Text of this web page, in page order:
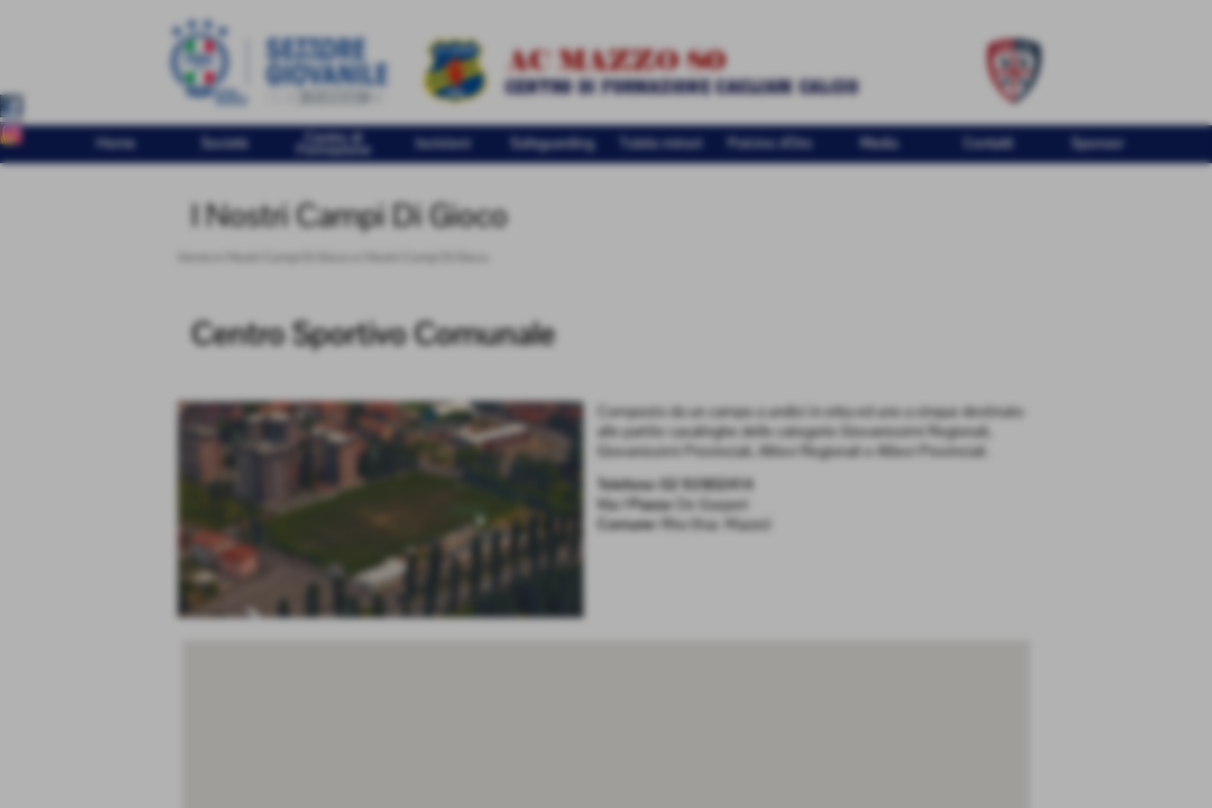
Home Società Centro di
Formazione Iscrizioni Safeguarding Tutela minori Pulcino d'Oro Media Contatti Sponsor
I Nostri Campi Di Gioco
Centro Sportivo Comunale
Composto da un campo a undici in erba ed uno a cinque destinato
alle partite casalinghe delle categorie Giovanissimi Regionali,
Giovanissimi Provinciali, Allievi Regionali e Allievi Provinciali.
Telefono: 02 93902414
Via / Piazza:
De Gasperi
Comune: Rho (fraz. Mazzo)